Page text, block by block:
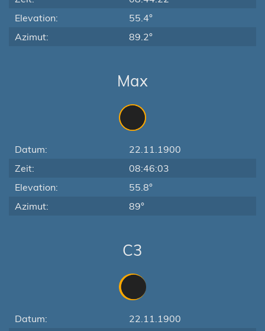
Elevation:
55.4°
Azimut:
89.2°
Max
Datum:
22.11.1900
Zeit:
08:46:03
Elevation:
55.8°
Azimut:
89°
C3
Datum:
22.11.1900